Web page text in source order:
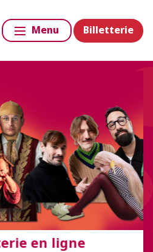
Billetterie
Menu
en ligne